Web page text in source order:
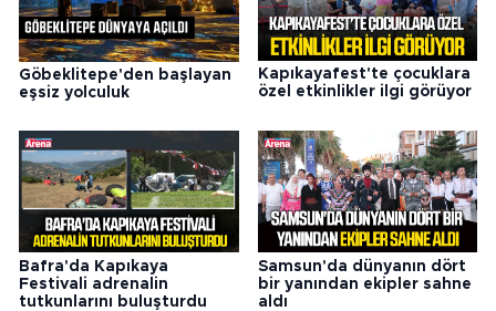
Göbeklitepe'den başlayan
eşsiz yolculuk
Kapıkayafest'te çocuklara
özel etkinlikler ilgi görüyor
Bafra'da Kapıkaya
Festivali adrenalin
tutkunlarını buluşturdu
Samsun'da dünyanın dört
bir yanından ekipler sahne
aldı